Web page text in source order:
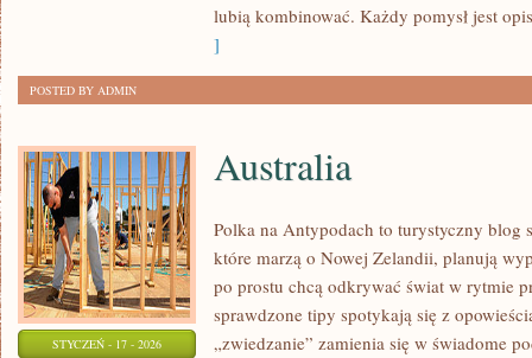
lubią kombinować. Każdy pomysł jest
]
POSTED BY ADMIN
STYCZEŃ - 17 - 2026
Australia
Polka na Antypodach to turystyczny blog
które marzą o Nowej Zelandii, planują
po prostu chcą odkrywać świat w rytmie
sprawdzone tipy spotykają się z
„zwiedzanie” zamienia się w świadome